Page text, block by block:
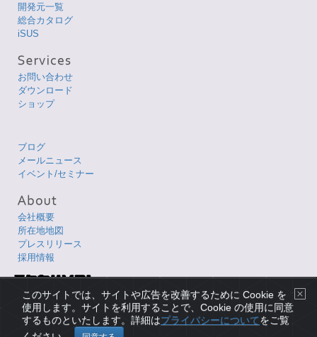
開発元一覧
総合カタログ
iSUS
お問い合わせ
ダウンロード
ショップ
ブログ
メールニュース
イベント/セミナー
会社概要
所在地地図
プレスリリース
採用情報
Copyright © 1998-2026 XLsoft Corporation. All Rights Reserved.
各製品名は、各社の商標または登録商標です。
プライバシーについて|使用条件|サイトマップ| English Page
このサイトでは、サイトや広告を改善するために Cookie を
使用します。サイトを利用することで、Cookie の使用に同意
するものといたします。詳細はプライバシーについてをご覧